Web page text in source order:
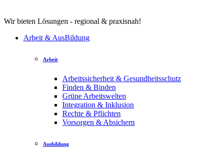
Wir bieten Lösungen - regional & praxisnah!
Arbeit & AusBildung
Arbeit
Arbeitssicherheit & Gesundheitsschutz
Finden & Binden
Grüne Arbeitswelten
Integration & Inklusion
Rechte & Pflichten
Vorsorgen & Absichern
Ausbildung